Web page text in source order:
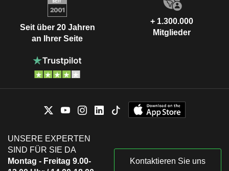
Seit über 20 Jahren
an Ihrer Seite
+ 1.300.000
Mitglieder
UNSERE EXPERTEN
SIND FÜR SIE DA
Montag - Freitag 9.00-
Kontaktieren Sie uns